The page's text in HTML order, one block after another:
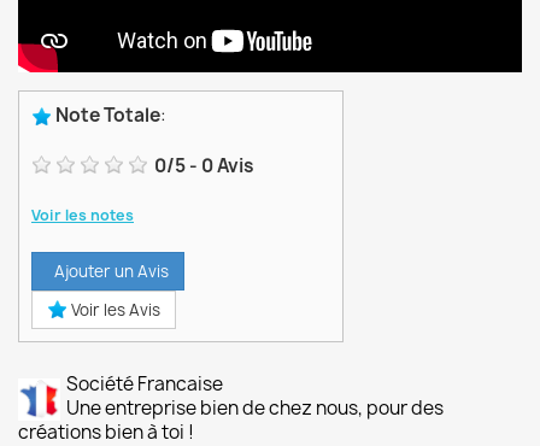
Note Totale:
0/5- 0Avis
Voir les notes
Ajouter un Avis
Voir les Avis
Société Francaise
Une entreprise bien de chez nous, pour des
créations bien à toi !